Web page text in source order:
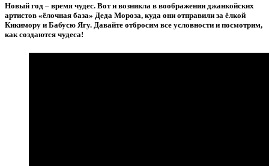
Новый год – время чудес. Вот и возникла в воображении джанкойских
артистов «ёлочная база» Деда Мороза, куда они отправили за ёлкой
Кикимору и Бабусю Ягу. Давайте отбросим все условности и посмотрим,
как создаются чудеса!